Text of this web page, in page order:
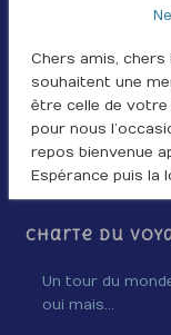
Chers amis, chers
souhaitent une
être celle de
pour nous
repos bienvenue
Espérance puis la
Charte du
Un tour du
oui mais…